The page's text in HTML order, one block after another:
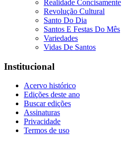
Realidade Concisamente
Revolução Cultural
Santo Do Dia
Santos E Festas Do Mês
Variedades
Vidas De Santos
Institucional
Acervo histórico
Edições deste ano
Buscar edições
Assinaturas
Privacidade
Termos de uso